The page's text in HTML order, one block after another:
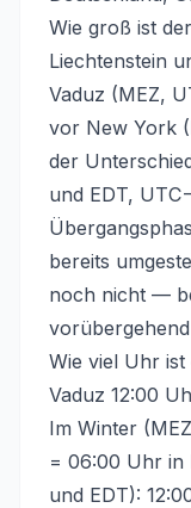
Wie groß ist
Liechtenstein
Vaduz (MEZ,
vor New York
der
und EDT,
bereits
noch nicht —
Wie viel Uhr
Vaduz 12:00
Im Winter
= 06:00 Uhr in
und EDT):